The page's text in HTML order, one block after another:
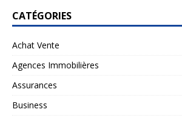
CATÉGORIES
Achat Vente
Agences Immobilières
Assurances
Business